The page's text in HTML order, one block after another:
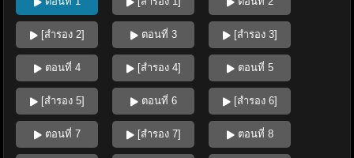
[สำรอง 2] ตอนที่ 3 [สำรอง 3]
ตอนที่ 4 [สำรอง 4] ตอนที่ 5
[สำรอง 5] ตอนที่ 6 [สำรอง 6]
ตอนที่ 7 [สำรอง 7] ตอนที่ 8